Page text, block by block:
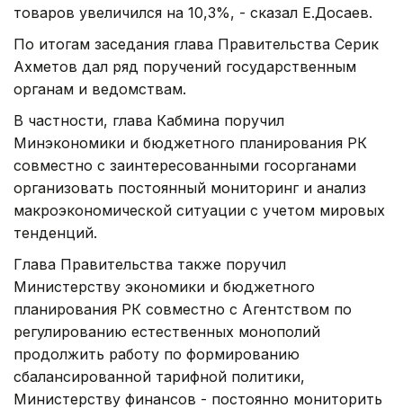
товаров увеличился на 10,3%, - сказал Е.Досаев.
По итогам заседания глава Правительства Серик
Ахметов дал ряд поручений государственным
органам и ведомствам.
В частности, глава Кабмина поручил
Минэкономики и бюджетного планирования РК
совместно с заинтересованными госорганами
организовать постоянный мониторинг и анализ
макроэкономической ситуации с учетом мировых
тенденций.
Глава Правительства также поручил
Министерству экономики и бюджетного
планирования РК совместно с Агентством по
регулированию естественных монополий
продолжить работу по формированию
сбалансированной тарифной политики,
Министерству финансов - постоянно мониторить